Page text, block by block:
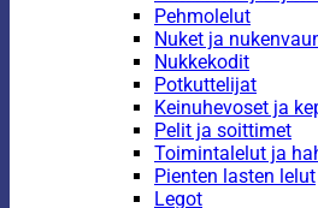
Pehmolelut
Nuket ja
Nukkekodit
Potkuttelijat
Keinuhevoset ja
Pelit ja soittimet
Toimintalelut ja
Pienten lasten lelut
Legot